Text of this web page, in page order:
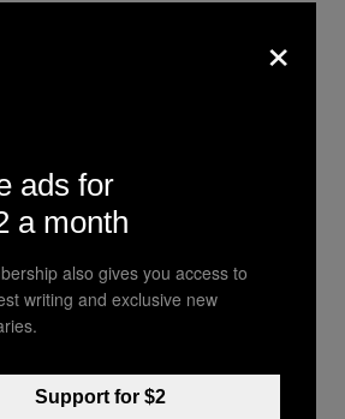
des Patriarchats hervor: Es
Männern
Strukturen zu
“Feminist”-Palette nicht zur
gegen den Sexismus
Konzern mit
und Mitarbeiterinnen
aber zumindest die
stärker zu
×
ads for
a month
also gives you access to
writing and exclusive new
Support for $2